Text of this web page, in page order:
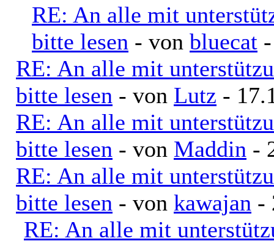
RE: An alle mit
bitte lesen - von bluecat
RE: An alle mit
bitte lesen - von Lutz -
RE: An alle mit
bitte lesen - von Maddin -
RE: An alle mit
bitte lesen - von kawajan -
RE: An alle mit